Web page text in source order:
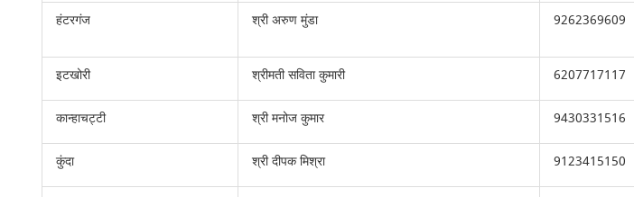
हंटरगंज श्री अरुण मुंडा 9262369609
इटखोरी
श्रीमती सविता कुमारी 6207717117
कान्हाचट्टी श्री मनोज कुमार 9430331516
कुंदा श्री दीपक मिश्रा 9123415150